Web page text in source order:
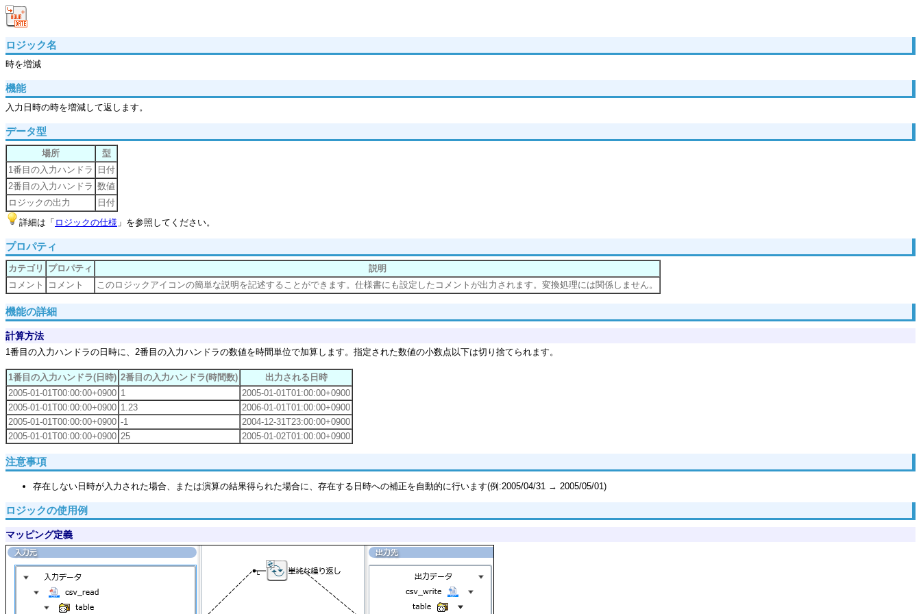
ロジック名
時を増減
機能
入力日時の時を増減して返します。
データ型
場所
型
1番目の入力ハンドラ
日付
2番目の入力ハンドラ 数値
ロジックの出力
日付
詳細は「 ロジックの仕様 」を参照してください。
プロパティ
カテゴリ プロパティ
説明
コメント
コメント このロジックアイコンの簡単な説明を記述することができます。仕様書にも設定したコメントが出力されます。変換処理には関係しません。
機能の詳細
計算方法
1番目の入力ハンドラの日時に、2番目の入力ハンドラの数値を時間単位で加算します。指定された数値の小数点以下は切り捨てられます。
1番目の入力ハンドラ(日時) 2番目の入力ハンドラ(時間数)
出力される日時
2005-01-01T00:00:00+0900 1
2005-01-01T01:00:00+0900
2005-01-01T00:00:00+0900 1.23
2006-01-01T01:00:00+0900
2005-01-01T00:00:00+0900 -1
2004-12-31T23:00:00+0900
2005-01-01T00:00:00+0900 25 2005-01-02T01:00:00+0900
注意事項
存在しない日時が入力された場合、または演算の結果得られた場合に、存在する日時への補正を自動的に行います(例:2005/04/31 → 2005/05/01)
ロジックの使用例
マッピング定義